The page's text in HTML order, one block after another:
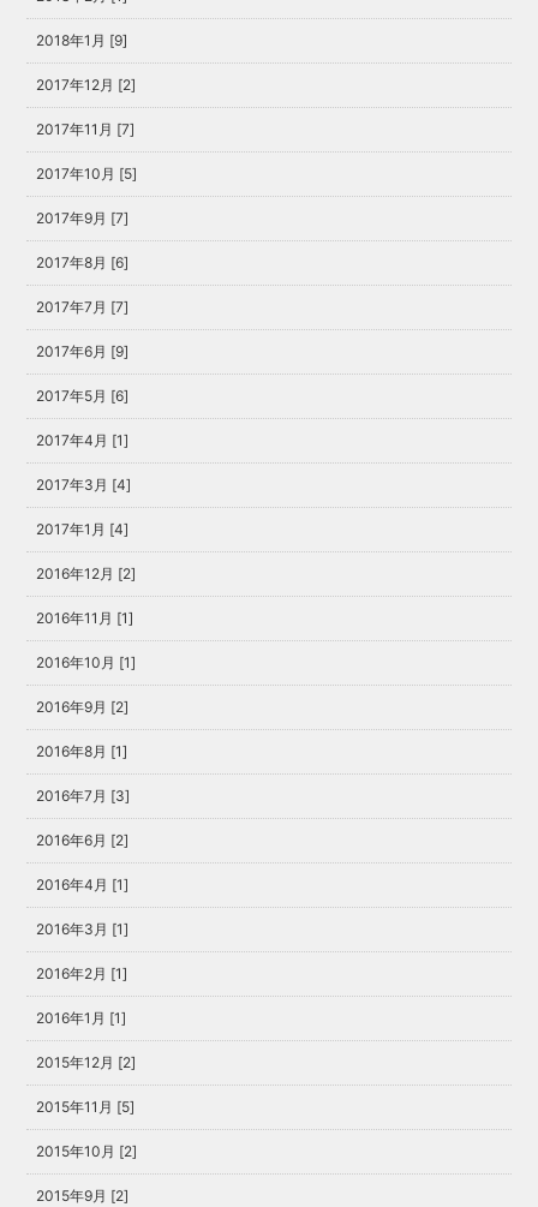
2018年1月 [9]
2017年12月 [2]
2017年11月 [7]
2017年10月 [5]
2017年9月 [7]
2017年8月 [6]
2017年7月 [7]
2017年6月 [9]
2017年5月 [6]
2017年4月 [1]
2017年3月 [4]
2017年1月 [4]
2016年12月 [2]
2016年11月 [1]
2016年10月 [1]
2016年9月 [2]
2016年8月 [1]
2016年7月 [3]
2016年6月 [2]
2016年4月 [1]
2016年3月 [1]
2016年2月 [1]
2016年1月 [1]
2015年12月 [2]
2015年11月 [5]
2015年10月 [2]
2015年9月 [2]